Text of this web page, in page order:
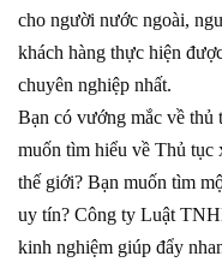
cho người nước ngoài,
khách hàng thực hiện
chuyên nghiệp nhất.
Bạn có vướng mắc về thủ
muốn tìm hiểu về Thủ tục
thế giới? Bạn muốn tìm
uy tín? Công ty Luật
kinh nghiệm giúp đẩy